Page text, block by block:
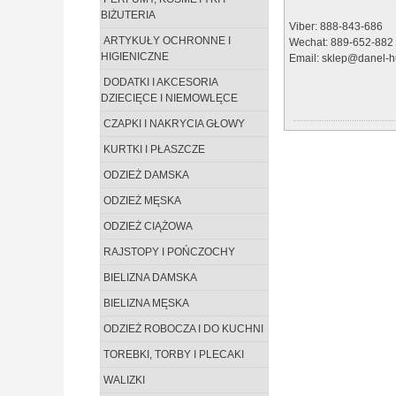
BIŻUTERIA
ARTYKUŁY OCHRONNE I
HIGIENICZNE
DODATKI I AKCESORIA
DZIECIĘCE I NIEMOWLĘCE
CZAPKI I NAKRYCIA GŁOWY
KURTKI I PŁASZCZE
ODZIEŻ DAMSKA
ODZIEŻ MĘSKA
ODZIEŻ CIĄŻOWA
RAJSTOPY I POŃCZOCHY
BIELIZNA DAMSKA
BIELIZNA MĘSKA
ODZIEŻ ROBOCZA I DO KUCHNI
TOREBKI, TORBY I PLECAKI
WALIZKI
Viber: 888-843-686
Wechat: 889-652-882
Email: sklep@danel-